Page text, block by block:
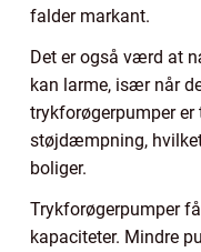
falder markant.
Det er også værd at
kan larme, især når
trykforøgerpumper
støjdæmpning,
boliger.
Trykforøgerpumper
kapaciteter. Mindre